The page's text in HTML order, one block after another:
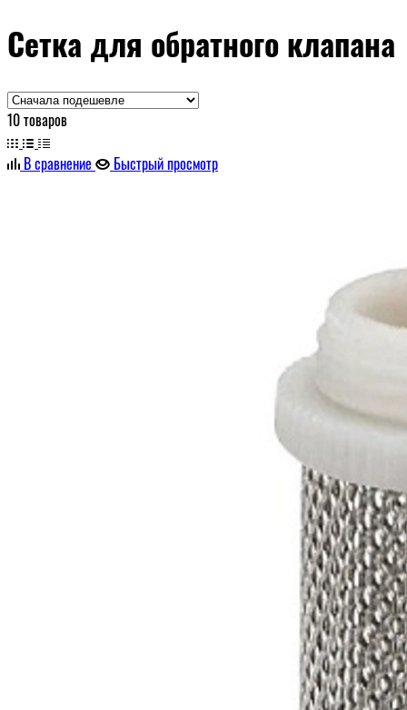
Сетка для обратного клапана
10 товаров
В сравнение
Быстрый просмотр